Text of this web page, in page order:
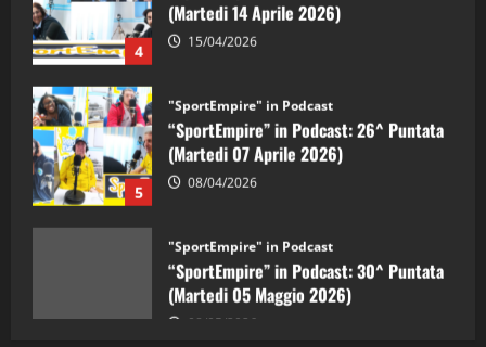
4 15/04/2026
5
“SportEmpire” in Podcast: 26^ Puntata
(Martedi 07 Aprile 2026)
08/04/2026
“SportEmpire” in Podcast: 30^ Puntata
(Martedi 05 Maggio 2026)
08/05/2026